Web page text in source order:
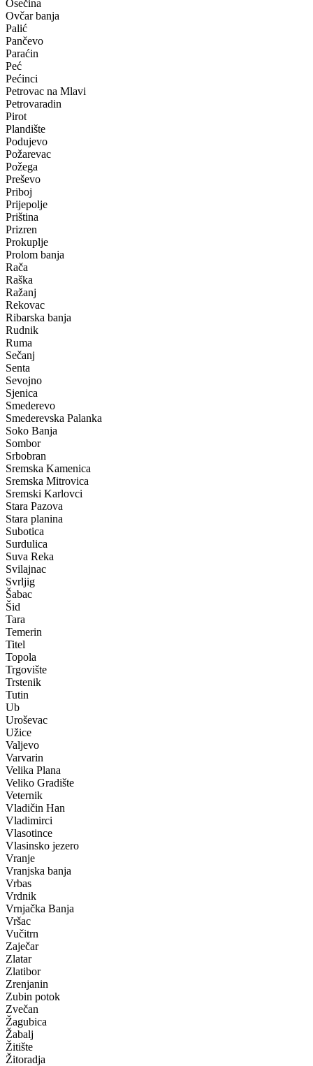
Osečina
Ovčar banja
Palić
Pančevo
Paraćin
Peć
Pećinci
Petrovac na Mlavi
Petrovaradin
Pirot
Plandište
Podujevo
Požarevac
Požega
Preševo
Priboj
Prijepolje
Priština
Prizren
Prokuplje
Prolom banja
Rača
Raška
Ražanj
Rekovac
Ribarska banja
Rudnik
Ruma
Sečanj
Senta
Sevojno
Sjenica
Smederevo
Smederevska Palanka
Soko Banja
Sombor
Srbobran
Sremska Kamenica
Sremska Mitrovica
Sremski Karlovci
Stara Pazova
Stara planina
Subotica
Surdulica
Suva Reka
Svilajnac
Svrljig
Šabac
Šid
Tara
Temerin
Titel
Topola
Trgovište
Trstenik
Tutin
Ub
Uroševac
Užice
Valjevo
Varvarin
Velika Plana
Veliko Gradište
Veternik
Vladičin Han
Vladimirci
Vlasotince
Vlasinsko jezero
Vranje
Vranjska banja
Vrbas
Vrdnik
Vrnjačka Banja
Vršac
Vučitrn
Zaječar
Zlatar
Zlatibor
Zrenjanin
Zubin potok
Zvečan
Žagubica
Žabalj
Žitište
Žitoradja